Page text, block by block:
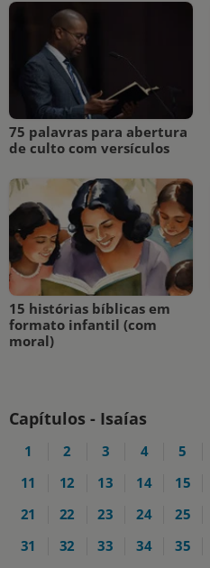
75 palavras para abertura
de culto com versículos
15 histórias bíblicas em
formato infantil (com
moral)
Capítulos - Isaías
1 2 3 4 5
11
12 13 14 15
21
22 23 24 25
31
32 33 34 35